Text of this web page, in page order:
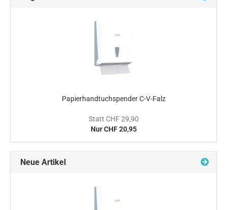
Papierhandtuchspender C-V-Falz
Statt CHF 29,90
Nur CHF 20,95
Neue Artikel